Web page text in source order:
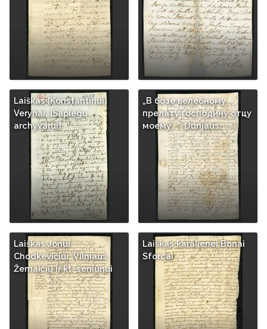
Laiškas [Konstantinui]
Veryhai, [Sapiegų
archyvarui]
„В бозе велебному
прелату господину отцу
моему...". [Jurijaus…
Laiškas Jonui
Chodkevičiui, Vilniaus,
Žemaičių ir kt. seniūnui
Laiškas karalienei Bonai
Sforcai